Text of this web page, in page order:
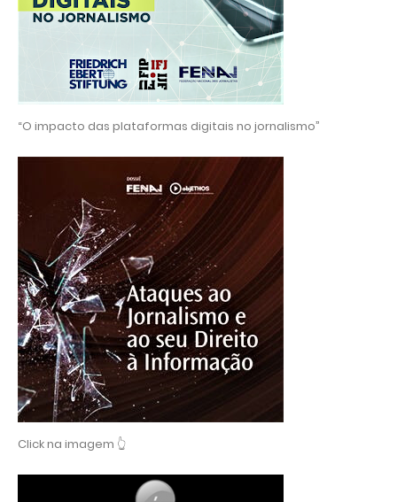
“O impacto das plataformas digitais no jornalismo”
Click na imagem 👆